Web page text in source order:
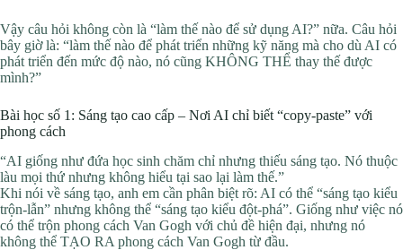
Vậy câu hỏi không còn là “làm thế nào để sử dụng AI?” nữa. Câu hỏi
bây giờ là: “làm thế nào để phát triển những kỹ năng mà cho dù AI có
phát triển đến mức độ nào, nó cũng KHÔNG THỂ thay thế được
mình?”
Bài học số 1: Sáng tạo cao cấp – Nơi AI chỉ biết “copy-paste” với
phong cách
“AI giống như đứa học sinh chăm chỉ nhưng thiếu sáng tạo. Nó thuộc
làu mọi thứ nhưng không hiểu tại sao lại làm thế.”
Khi nói về sáng tạo, anh em cần phân biệt rõ: AI có thể “sáng tạo kiểu
trộn-lẫn” nhưng không thể “sáng tạo kiểu đột-phá”. Giống như việc nó
có thể trộn phong cách Van Gogh với chủ đề hiện đại, nhưng nó
không thể TẠO RA phong cách Van Gogh từ đầu.